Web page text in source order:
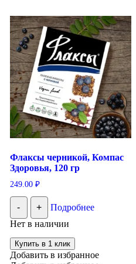
Флаксы черникой, Компас
Здоровья, 120 гр
249.00 ₽
- +
Подробнее
Нет в наличии
Купить в 1 клик
Добавить в избранное